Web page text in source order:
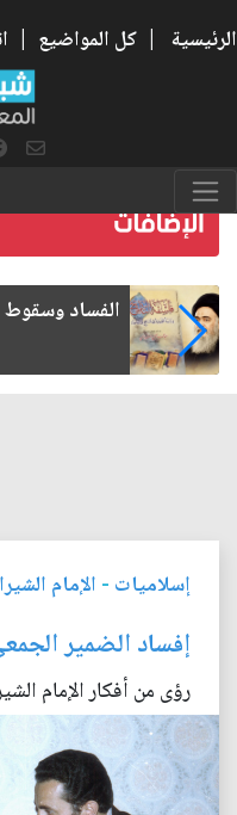
الرئيسية | كل المواضيع |
رواتب
إسلاميات - الإمام
إفساد الضمير
رؤى من أفكار الإمام